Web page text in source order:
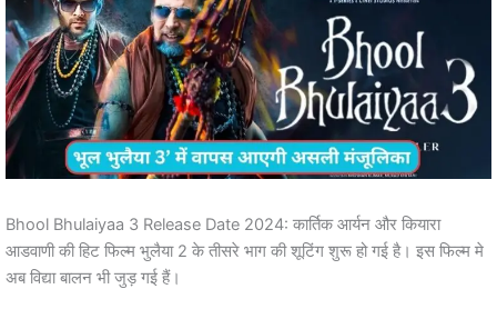
Bhool Bhulaiyaa 3 Release Date 2024: कार्तिक आर्यन और कियारा
आडवाणी की हिट फिल्म भुलैया 2 के तीसरे भाग की शूटिंग शुरू हो गई है। इस फिल्म मे
अब विद्या बालन भी जुड़ गई हैं।